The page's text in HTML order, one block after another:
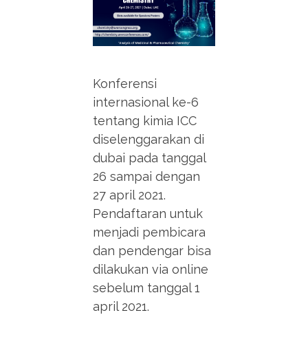
Konferensi
internasional ke-6
tentang kimia ICC
diselenggarakan di
dubai pada tanggal
26 sampai dengan
27 april 2021.
Pendaftaran untuk
menjadi pembicara
dan pendengar bisa
dilakukan via online
sebelum tanggal 1
april 2021.